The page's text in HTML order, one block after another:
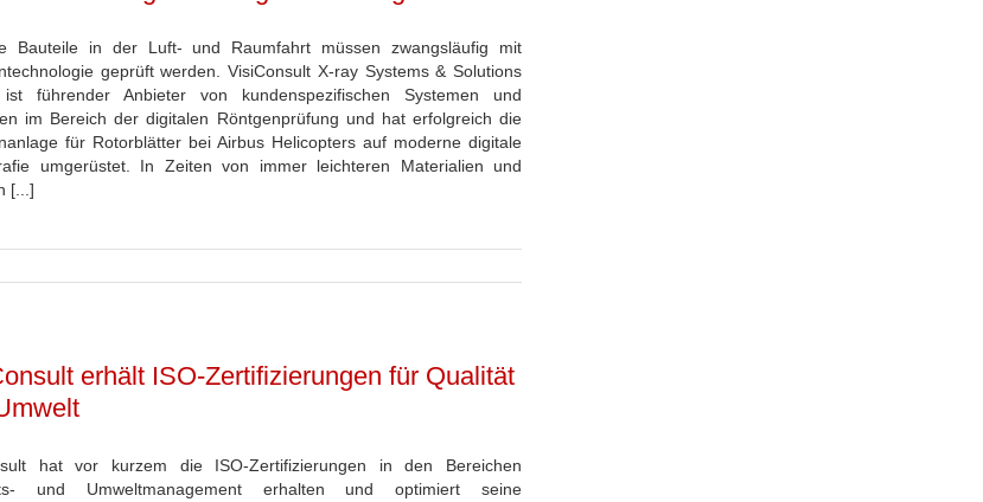
Bauteile in der Luft- und Raumfahrt müssen zwangsläufig mit
geprüft werden. VisiConsult X-ray Systems & Solutions
führender Anbieter von kundenspezifischen Systemen und
im Bereich der digitalen Röntgenprüfung und hat erfolgreich die
für Rotorblätter bei Airbus Helicopters auf moderne digitale
umgerüstet. In Zeiten von immer leichteren Materialien und
[...]
erhält ISO-Zertifizierungen für Qualität
hat vor kurzem die ISO-Zertifizierungen in den Bereichen
und Umweltmanagement erhalten und optimiert seine